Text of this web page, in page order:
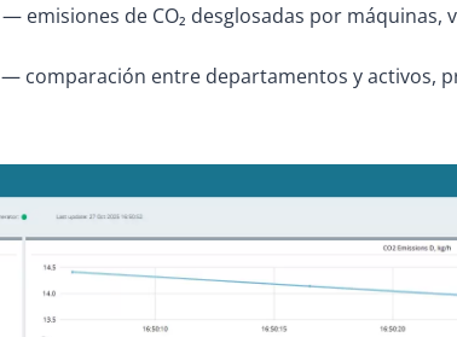
— emisiones de CO₂ desglosadas por
— comparación entre departamentos y activos,